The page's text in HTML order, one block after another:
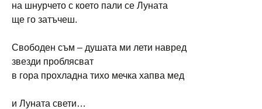
на шнурчето с което пали се Луната
ще го затъчеш.
Свободен съм – душата ми лети навред
звезди проблясват
в гора прохладна тихо мечка хапва мед
и Луната свети…